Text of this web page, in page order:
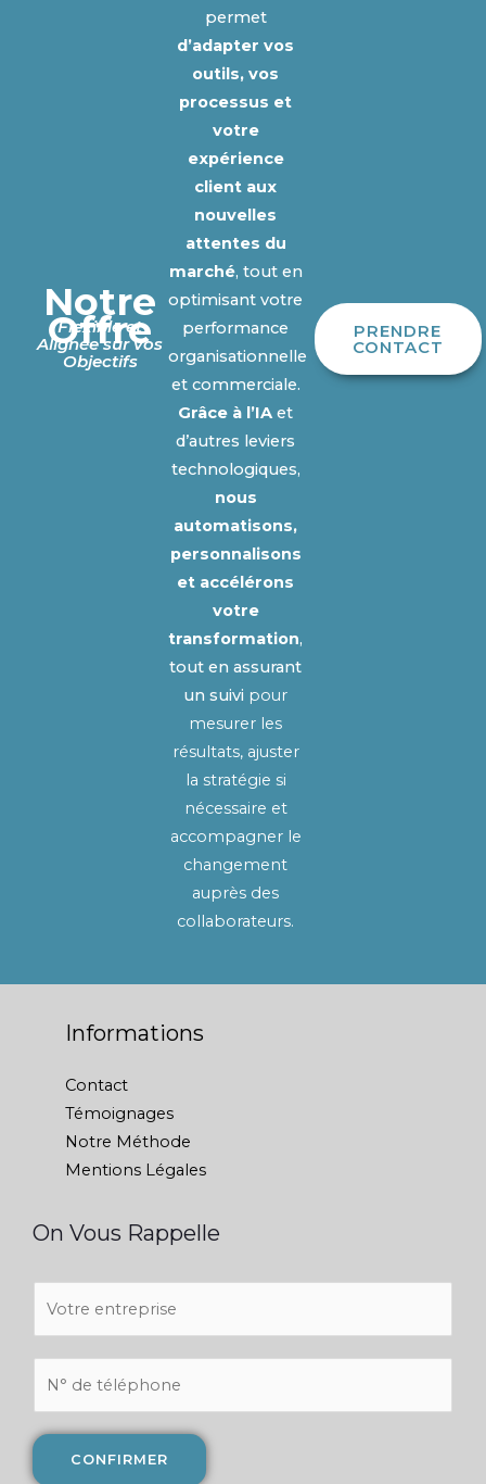
Notre
Offre
Flexible et
Alignée sur vos
Objectifs
permet
d’adapter vos
outils, vos
processus et
votre
expérience
client aux
nouvelles
attentes du
marché, tout en
optimisant votre
performance
organisationnelle
et commerciale.
Grâce à l’IA et
d’autres leviers
technologiques,
nous
automatisons,
personnalisons
et accélérons
votre
transformation,
tout en assurant
un suivi pour
mesurer les
résultats, ajuster
la stratégie si
nécessaire et
accompagner le
changement
auprès des
collaborateurs.
PRENDRE
CONTACT
Informations
Contact
Témoignages
Notre Méthode
Mentions Légales
On Vous Rappelle
e
em
CONFIRMER